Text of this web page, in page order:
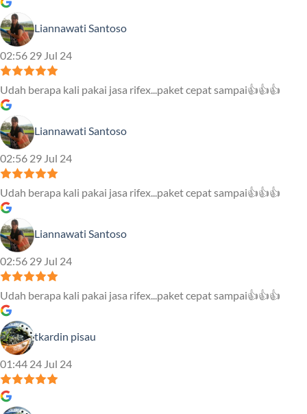
Liannawati Santoso
02:56 29 Jul 24
Udah berapa kali pakai jasa rifex...paket cepat sampai👍👍👍
Liannawati Santoso
02:56 29 Jul 24
Udah berapa kali pakai jasa rifex...paket cepat sampai👍👍👍
Liannawati Santoso
02:56 29 Jul 24
Udah berapa kali pakai jasa rifex...paket cepat sampai👍👍👍
tkardin pisau
01:44 24 Jul 24